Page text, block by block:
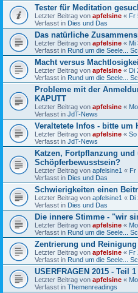
Tester für Meditation
Letzter Beitrag von apfelsine « Fr
Verfasst in Dies und Das
Das natürliche
Letzter Beitrag von apfelsine « Mi
Verfasst in Rund um die Seele...
Macht versus
Letzter Beitrag von apfelsine « Di
Verfasst in Rund um die Seele...
Probleme mit der
KAPUTT
Letzter Beitrag von apfelsine «
Verfasst in JdT-News
Veraltetete Infos - bitte um
Letzter Beitrag von apfelsine «
Verfasst in JdT-News
Katzen, Fortpflanzung
Schöpferbewusstsein?
Letzter Beitrag von apfelsine1 « Fr
Verfasst in Dies und Das
Schwierigkeiten einen
Letzter Beitrag von apfelsine1 « Di
Verfasst in Dies und Das
Die innere Stimme - "wir
Letzter Beitrag von apfelsine «
Verfasst in Rund um die Seele...
Zentrierung und
Letzter Beitrag von apfelsine « Fr
Verfasst in Rund um die Seele...
USERFRAGEN 2015 - Teil 1
Letzter Beitrag von apfelsine «
Verfasst in Themenreadings